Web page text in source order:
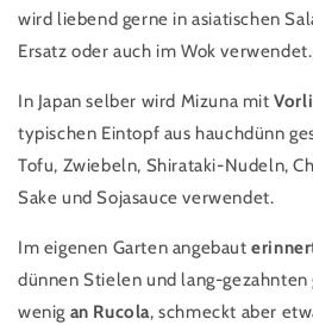
wird liebend gerne in asiatischen
Ersatz oder auch im Wok verwendet.
In Japan selber wird Mizuna mit
typischen Eintopf aus hauchdünn
Tofu, Zwiebeln, Shirataki-Nudeln,
Sake und Sojasauce verwendet.
Im eigenen Garten angebaut
dünnen Stielen und lang-
wenig an Rucola, schmeckt aber